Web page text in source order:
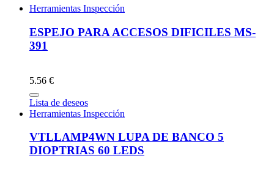
Herramientas Inspección
ESPEJO PARA ACCESOS DIFICILES MS-
391
5.56 €
Lista de deseos
Herramientas Inspección
VTLLAMP4WN LUPA DE BANCO 5
DIOPTRIAS 60 LEDS